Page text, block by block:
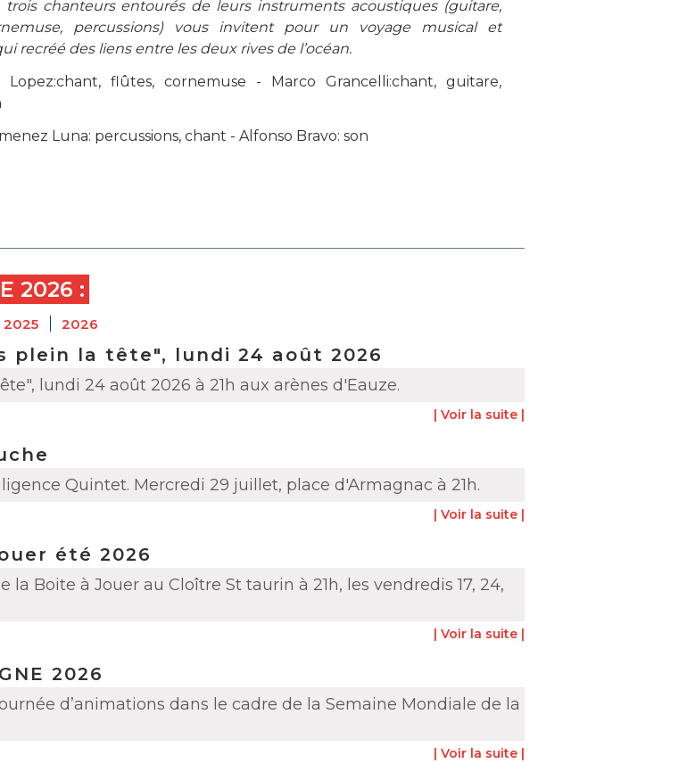
trois chanteurs entourés de leurs instruments acoustiques (guitare,
percussions) vous invitent pour un voyage musical et
recréé des liens entre les deux rives de l’océan.
Lopez:chant, flûtes, cornemuse - Marco Grancelli:chant, guitare,
Luna: percussions, chant - Alfonso Bravo: son
2026 :
2025
2026
plein la tête", lundi 24 août 2026
lundi 24 août 2026 à 21h aux arènes d'Eauze.
| Voir la suite |
Quintet. Mercredi 29 juillet, place d'Armagnac à 21h.
| Voir la suite |
été 2026
Boite à Jouer au Cloître St taurin à 21h, les vendredis 17, 24,
| Voir la suite |
2026
d’animations dans le cadre de la Semaine Mondiale de la
| Voir la suite |